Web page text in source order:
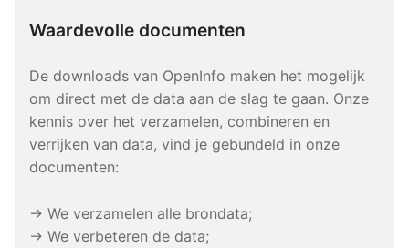
Waardevolle documenten
De downloads van OpenInfo maken het mogelijk
om direct met de data aan de slag te gaan. Onze
kennis over het verzamelen, combineren en
verrijken van data, vind je gebundeld in onze
documenten:
→ We verzamelen alle brondata;
→ We verbeteren de data;